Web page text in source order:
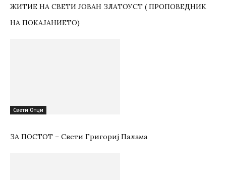
ЖИТИЕ НА СВЕТИ ЈОВАН ЗЛАТОУСТ ( ПРОПОВЕДНИК
НА ПОКАЈАНИЕТО)
Свети Отци
ЗА ПОСТОТ – Свети Григориј Палама